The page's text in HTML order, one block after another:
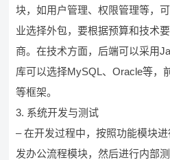
块，如用户管理、权限管理等，
业选择外包，要根据预算和技术
商。在技术方面，后端可以采用
库可以选择MySQL、Oracle等，
等框架。
3. 系统开发与测试
– 在开发过程中，按照功能模块
发办公流程模块，然后进行内部